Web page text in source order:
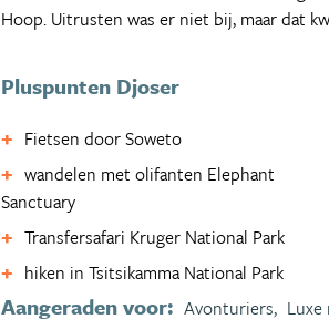
Hoop. Uitrusten was er niet bij, maar dat
Pluspunten Djoser
Fietsen door Soweto
wandelen met olifanten Elephant
Sanctuary
Transfersafari Kruger National Park
hiken in Tsitsikamma National Park
Aangeraden voor: Avonturiers, Luxe